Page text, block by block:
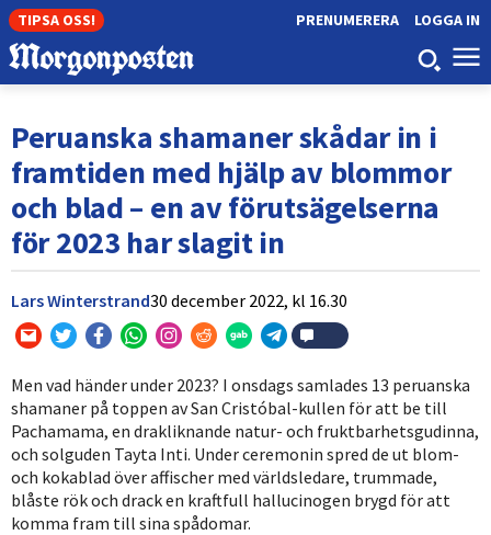
TIPSA OSS! LOGGA IN
PRENUMERERA
Peruanska shamaner skådar in i
framtiden med hjälp av blommor
och blad – en av förutsägelserna
för 2023 har slagit in
Lars Winterstrand30 december 2022, kl 16.30
Men vad händer under 2023? I onsdags samlades 13 peruanska
shamaner på toppen av San Cristóbal-kullen för att be till
Pachamama, en drakliknande natur- och fruktbarhetsgudinna,
och solguden Tayta Inti. Under ceremonin spred de ut blom-
och kokablad över affischer med världsledare, trummade,
blåste rök och drack en kraftfull hallucinogen brygd för att
komma fram till sina spådomar.